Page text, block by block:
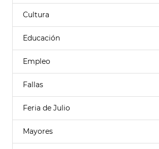
Cultura
Educación
Empleo
Fallas
Feria de Julio
Mayores